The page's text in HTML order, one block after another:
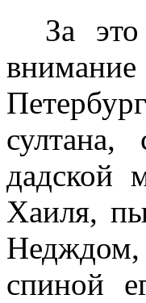
За
дадской
Хаиля,
спиной